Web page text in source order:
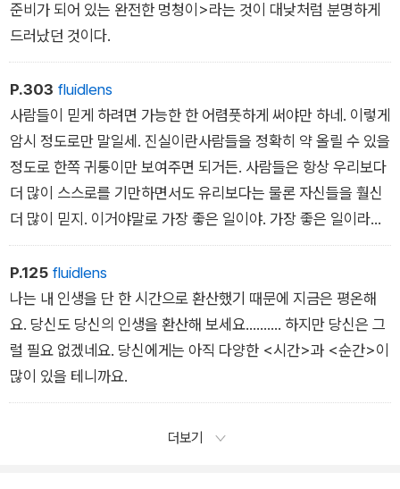
준비가 되어 있는 완전한 멍청이>라는 것이 대낮처럼 분명하게
드러났던 것이다.
P.303 fluidlens
사람들이 믿게 하려면 가능한 한 어렴풋하게 써야만 하네. 이렇게
암시 정도로만 말일세. 진실이란사람들을 정확히 약 올릴 수 있을
정도로 한쪽 귀퉁이만 보여주면 되거든. 사람들은 항상 우리보다
더 많이 스스로를 기만하면서도 유리보다는 물론 자신들을 훨신
더 많이 믿지. 이거야말로 가장 좋은 일이야. 가장 좋은 일이라고!
이리 주게. 그것으로도 훌륭하니까. 이리 주게. 이리 줘!
P.125 fluidlens
나는 내 인생을 단 한 시간으로 환산했기 때문에 지금은 평온해
요. 당신도 당신의 인생을 환산해 보세요………. 하지만 당신은 그
럴 필요 없겠네요. 당신에게는 아직 다양한 <시간>과 <순간>이
많이 있을 테니까요.
더보기